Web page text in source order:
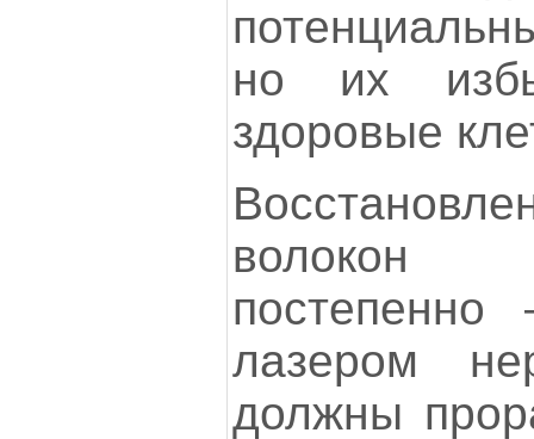
но их
здоровые
волокон
лазером
должны